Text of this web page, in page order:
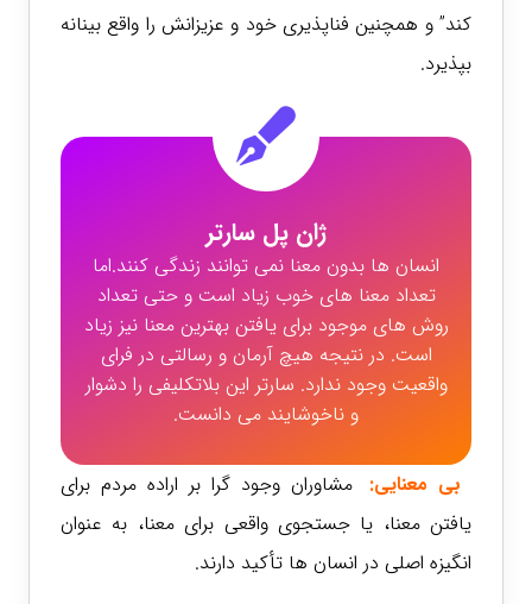
کند” و همچنین فناپذیری خود و عزیزانش را واقع بینانه
بپذیرد.
ژان پل سارتر
انسان ها بدون معنا نمی توانند زندگی کنند.اما
تعداد معنا های خوب زیاد است و حتی تعداد
روش های موجود برای یافتن بهترین معنا نیز زیاد
است. در نتیجه هیچ آرمان و رسالتی در فرای
واقعیت وجود ندارد. سارتر این بلاتکلیفی را دشوار
و ناخوشایند می دانست.
بی معنایی: مشاوران وجود گرا بر اراده مردم برای
یافتن معنا، یا جستجوی واقعی برای معنا، به عنوان
انگیزه اصلی در انسان ها تأکید دارند.